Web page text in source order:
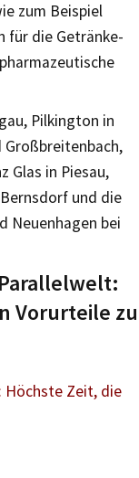
zum Beispiel
für die Getränke-
Pilkington in
Großbreitenbach,
Glas in Piesau,
und die
Neuenhagen bei
Vorurteile zu
Höchste Zeit, die